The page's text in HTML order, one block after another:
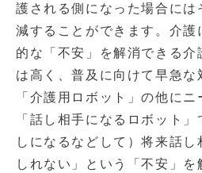
護される側になった場合には
減することができます。介護
的な「不安」を解消できる
は高く、普及に向けて早急な
「介護用ロボット」の他にニ
「話し相手になるロボット
しになるなどして）将来話
しれない」という「不安」